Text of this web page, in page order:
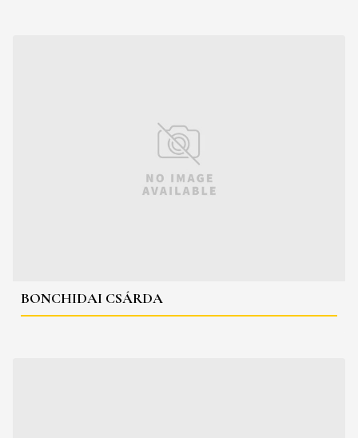
BONCHIDAI CSÁRDA